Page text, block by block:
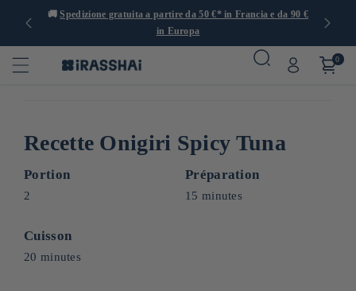
🚚Spedizione gratuita a partire da 50 €* in Francia e da 90 €
in Europa
0
Recette Onigiri Spicy Tuna
Portion
2
Préparation
15 minutes
Cuisson
20 minutes